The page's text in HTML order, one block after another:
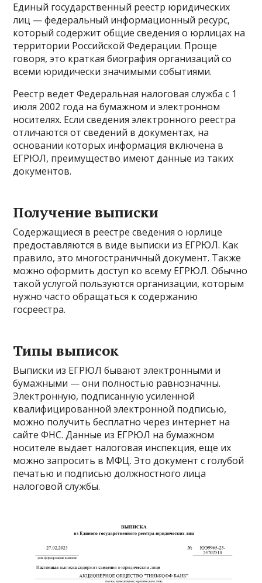
Единый государственный реестр юридических
лиц — федеральный информационный ресурс,
который содержит общие сведения о юрлицах на
территории Российской Федерации. Проще
говоря, это краткая биография организаций со
всеми юридически значимыми событиями.
Реестр ведет Федеральная налоговая служба с 1
июля 2002 года на бумажном и электронном
носителях. Если сведения электронного реестра
отличаются от сведений в документах, на
основании которых информация включена в
ЕГРЮЛ, преимущество имеют данные из таких
документов.
Получение выписки
Содержащиеся в реестре сведения о юрлице
предоставляются в виде выписки из ЕГРЮЛ. Как
правило, это многостраничный документ. Также
можно оформить доступ ко всему ЕГРЮЛ. Обычно
такой услугой пользуются организации, которым
нужно часто обращаться к содержанию
госреестра.
Типы выписок
Выписки из ЕГРЮЛ бывают электронными и
бумажными — они полностью равнозначны.
Электронную, подписанную усиленной
квалифицированной электронной подписью,
можно получить бесплатно через интернет на
сайте ФНС. Данные из ЕГРЮЛ на бумажном
носителе выдает налоговая инспекция, еще их
можно запросить в МФЦ. Это документ с голубой
печатью и подписью должностного лица
налоговой службы.